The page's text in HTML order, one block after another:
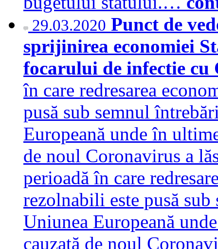
29.03.2020 Punct de
sprijinirea economiei
focarului de infectie
în care redresarea
pusă sub semnul
Europeană unde în
de noul Coronavirus a
perioadă în care
rezolnabili este pusă
Uniunea Europeană
cauzată de noul